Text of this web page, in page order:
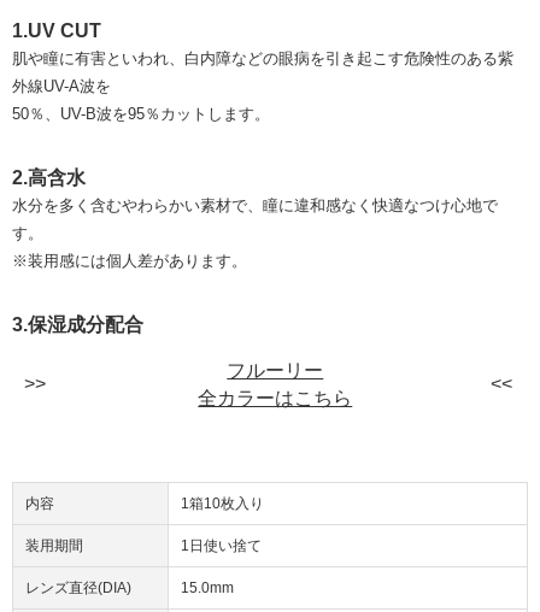
1.UV CUT
肌や瞳に有害といわれ、白内障などの眼病を引き起こす危険性のある紫
外線UV-A波を
50％、UV-B波を95％カットします。
2.高含水
水分を多く含むやわらかい素材で、瞳に違和感なく快適なつけ心地で
す。
※装用感には個人差があります。
3.保湿成分配合
フルーリー
全カラーはこちら
内容 1箱10枚入り
装用期間 1日使い捨て
レンズ直径(DIA) 15.0mm